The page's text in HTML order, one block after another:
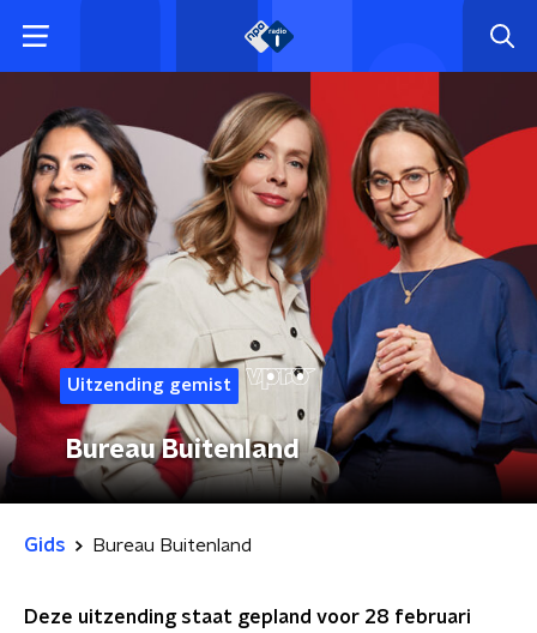
Uitzending gemist
Bureau Buitenland
Gids Bureau Buitenland
Deze uitzending staat gepland voor 28 februari